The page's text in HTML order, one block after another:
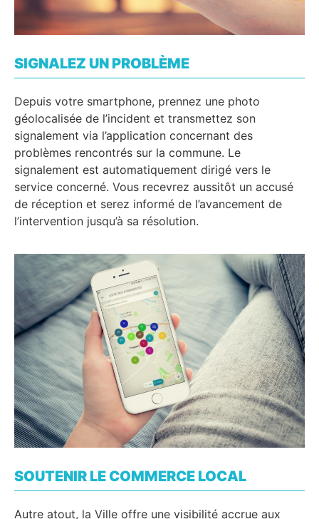
SIGNALEZ UN PROBLÈME
Depuis votre smartphone, prennez une photo
géolocalisée de l’incident et transmettez son
signalement via l’application concernant des
problèmes rencontrés sur la commune. Le
signalement est automatiquement dirigé vers le
service concerné. Vous recevrez aussitôt un accusé
de réception et serez informé de l’avancement de
l’intervention jusqu’à sa résolution.
SOUTENIR LE COMMERCE LOCAL
Autre atout, la Ville offre une visibilité accrue aux